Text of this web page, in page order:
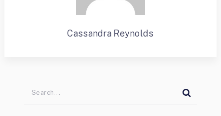
Cassandra Reynolds